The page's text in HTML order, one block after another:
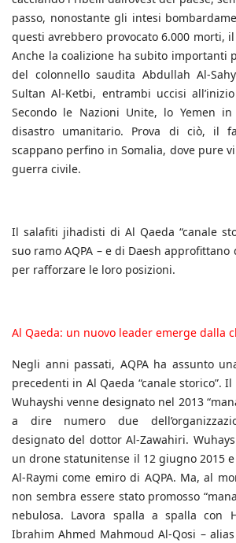
passo, nonostante gli intesi
questi avrebbero provocato 6.000 morti,
Anche la coalizione ha subito importanti
del colonnello saudita Abdullah Al-
Sultan Al-Ketbi, entrambi uccisi
Secondo le Nazioni Unite, lo Yemen
disastro umanitario. Prova di ciò, il
scappano perfino in Somalia, dove pure
guerra civile.
Il salafiti jihadisti di Al Qaeda “canale
suo ramo AQPA – e di Daesh
per rafforzare le loro posizioni.
Al Qaeda: un nuovo leader emerge dalla
Negli anni passati, AQPA ha assunto
precedenti in Al Qaeda “canale storico”.
Wuhayshi venne designato nel 2013
a dire numero due
designato del dottor Al-Zawahiri.
un drone statunitense il 12 giugno 2015
Al-Raymi come emiro di AQPA. Ma, al
non sembra essere stato promosso
nebulosa. Lavora spalla a spalla con
Ibrahim Ahmed Mahmoud Al-Qosi –